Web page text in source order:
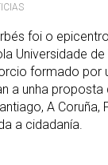
foi o
Universidade
formado por
a unha
A
a cidadanía.